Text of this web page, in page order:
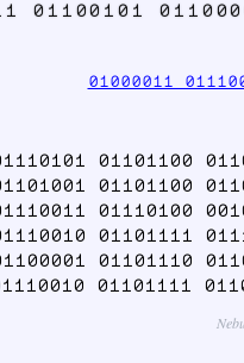
01100101
01000011
01101100
01101100
01110100
01101111
01101110
01101111